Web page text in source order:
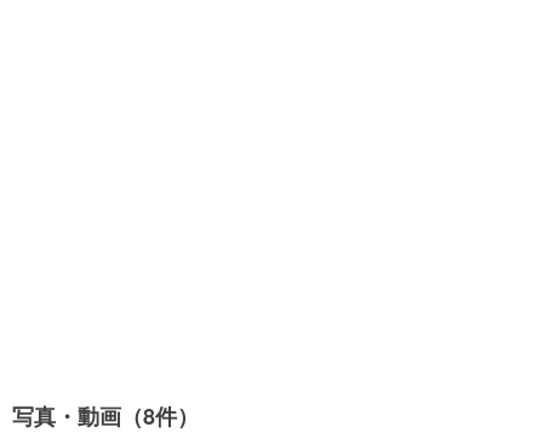
写真・動画（8件）